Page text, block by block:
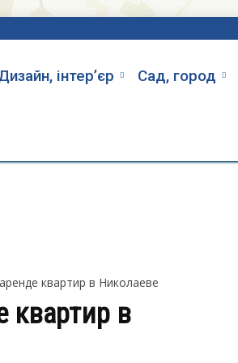
інтер’єр Cад, город
квартир в Николаеве
квартир в